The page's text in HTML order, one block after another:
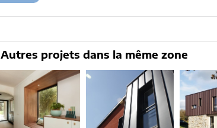
Autres projets dans la même zone